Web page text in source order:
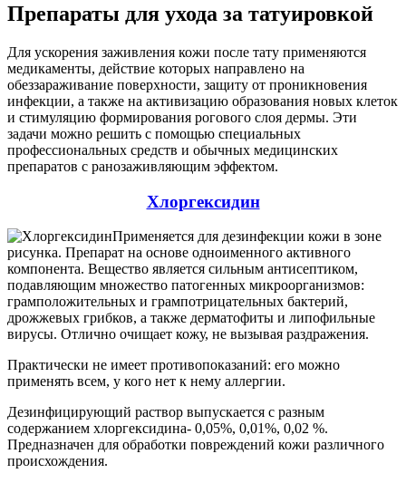
Препараты для ухода за татуировкой
Для ускорения заживления кожи после тату применяются
медикаменты, действие которых направлено на
обеззараживание поверхности, защиту от проникновения
инфекции, а также на активизацию образования новых клеток
и стимуляцию формирования рогового слоя дермы. Эти
задачи можно решить с помощью специальных
профессиональных средств и обычных медицинских
препаратов с ранозаживляющим эффектом.
Хлоргексидин
Применяется для дезинфекции кожи в зоне
рисунка. Препарат на основе одноименного активного
компонента. Вещество является сильным антисептиком,
подавляющим множество патогенных микроорганизмов:
грамположительных и грампотрицательных бактерий,
дрожжевых грибков, а также дерматофиты и липофильные
вирусы. Отлично очищает кожу, не вызывая раздражения.
Практически не имеет противопоказаний: его можно
применять всем, у кого нет к нему аллергии.
Дезинфицирующий раствор выпускается с разным
содержанием хлоргексидина- 0,05%, 0,01%, 0,02 %.
Предназначен для обработки повреждений кожи различного
происхождения.